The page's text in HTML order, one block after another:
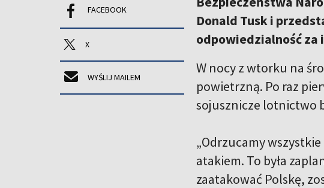
FACEBOOK
X
WYŚLIJ MAILEM
Donald Tusk i
odpowiedzialność za
W nocy z wtorku na
powietrzną. Po raz
sojusznicze lotnictwo
„Odrzucamy
atakiem. To była
zaatakować Polskę,